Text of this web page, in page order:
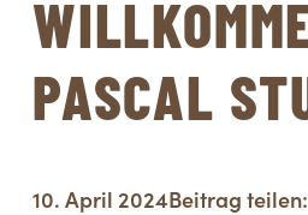
PASCAL
10. April 2024Beitrag teilen: